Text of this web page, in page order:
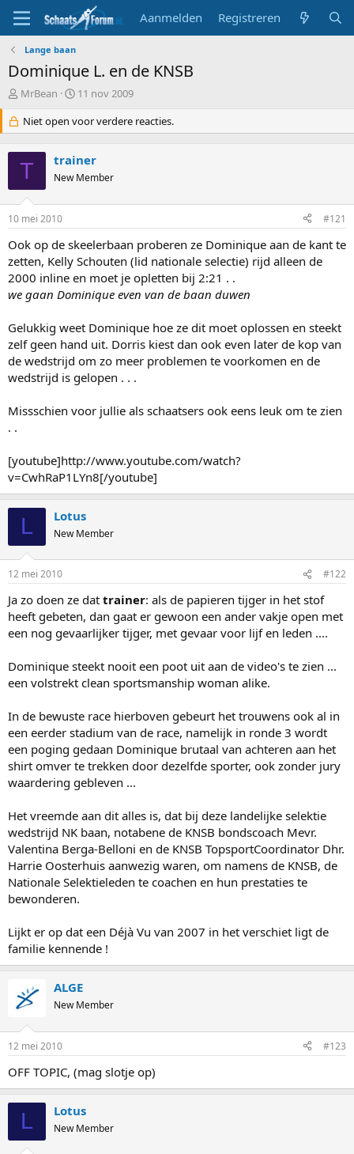
Aanmelden Registreren
Lange baan
Dominique L. en de KNSB
T
p
i
c
s
a
r
t
r
MrBean
S
a
r
d
a
u
11 nov 2009
Niet open voor verdere reacties.
T trainer
New Member
10 mei 2010 #121
Ook op de skeelerbaan proberen ze Dominique aan de kant te
zetten, Kelly Schouten (lid nationale selectie) rijd alleen de
2000 inline en moet je opletten bij 2:21 . .
we gaan Dominique even van de baan duwen
Gelukkig weet Dominique hoe ze dit moet oplossen en steekt
zelf geen hand uit. Dorris kiest dan ook even later de kop van
de wedstrijd om zo meer problemen te voorkomen en de
wedstrijd is gelopen . . .
Missschien voor jullie als schaatsers ook eens leuk om te zien
. .
[youtube]http://www.youtube.com/watch?
v=CwhRaP1LYn8[/youtube]
L Lotus
New Member
12 mei 2010 #122
Ja zo doen ze dat trainer: als de papieren tijger in het stof
heeft gebeten, dan gaat er gewoon een ander vakje open met
een nog gevaarlijker tijger, met gevaar voor lijf en leden ....
Dominique steekt nooit een poot uit aan de video's te zien ...
een volstrekt clean sportsmanship woman alike.
In de bewuste race hierboven gebeurt het trouwens ook al in
een eerder stadium van de race, namelijk in ronde 3 wordt
een poging gedaan Dominique brutaal van achteren aan het
shirt omver te trekken door dezelfde sporter, ook zonder jury
waardering gebleven ...
Het vreemde aan dit alles is, dat bij deze landelijke selektie
wedstrijd NK baan, notabene de KNSB bondscoach Mevr.
Valentina Berga-Belloni en de KNSB TopsportCoordinator Dhr.
Harrie Oosterhuis aanwezig waren, om namens de KNSB, de
Nationale Selektieleden te coachen en hun prestaties te
bewonderen.
Lijkt er op dat een Déjà Vu van 2007 in het verschiet ligt de
familie kennende !
ALGE
New Member
12 mei 2010 #123
OFF TOPIC, (mag slotje op)
L Lotus
New Member